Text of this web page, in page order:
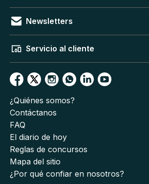
Newsletters
Servicio al cliente
¿Quiénes somos?
Contáctanos
FAQ
El diario de hoy
Reglas de concursos
Mapa del sitio
¿Por qué confiar en nosotros?